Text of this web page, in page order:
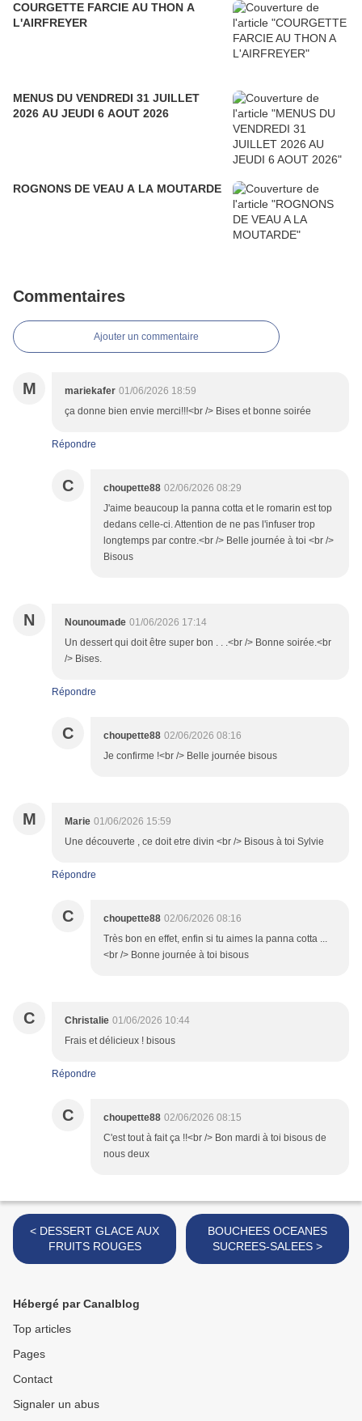
COURGETTE FARCIE AU THON A
L'AIRFREYER
MENUS DU VENDREDI 31 JUILLET
2026 AU JEUDI 6 AOUT 2026
ROGNONS DE VEAU A LA MOUTARDE
Commentaires
Ajouter un commentaire
M mariekafer 01/06/2026 18:59
ça donne bien envie merci!!!<br /> Bises et bonne soirée
Répondre
C choupette88 02/06/2026 08:29
J'aime beaucoup la panna cotta et le romarin est top
dedans celle-ci. Attention de ne pas l'infuser trop
longtemps par contre.<br /> Belle journée à toi <br />
Bisous
N Nounoumade 01/06/2026 17:14
Un dessert qui doit être super bon . . .<br /> Bonne soirée.<br
/> Bises.
Répondre
C choupette88 02/06/2026 08:16
Je confirme !<br /> Belle journée bisous
M Marie 01/06/2026 15:59
Une découverte , ce doit etre divin <br /> Bisous à toi Sylvie
Répondre
C choupette88 02/06/2026 08:16
Très bon en effet, enfin si tu aimes la panna cotta ...
<br /> Bonne journée à toi bisous
C Christalie 01/06/2026 10:44
Frais et délicieux ! bisous
Répondre
C choupette88 02/06/2026 08:15
C'est tout à fait ça !!<br /> Bon mardi à toi bisous de
nous deux
< DESSERT GLACE AUX
FRUITS ROUGES
BOUCHEES OCEANES
SUCREES-SALEES >
Hébergé par Canalblog
Top articles
Pages
Contact
Signaler un abus